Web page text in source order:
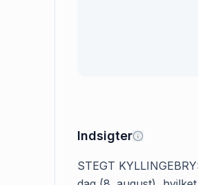
Indsigter
STEGT